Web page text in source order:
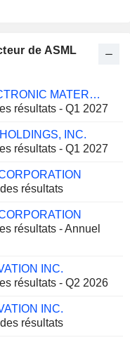
de ASML
JAPAN ELECTRONIC MATERIALS CORPORATION
résultats - Q1 2027
INC.
résultats - Q1 2027
résultats
résultats - Annuel
INC.
résultats - Q2 2026
INC.
résultats